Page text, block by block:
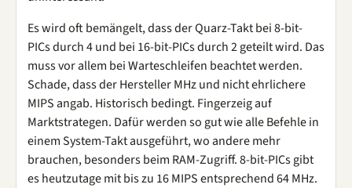
Es wird oft bemängelt, dass der Quarz-Takt bei 8-bit-
PICs durch 4 und bei 16-bit-PICs durch 2 geteilt wird. Das
muss vor allem bei Warteschleifen beachtet werden.
Schade, dass der Hersteller MHz und nicht ehrlichere
MIPS angab. Historisch bedingt. Fingerzeig auf
Marktstrategen. Dafür werden so gut wie alle Befehle in
einem System-Takt ausgeführt, wo andere mehr
brauchen, besonders beim RAM-Zugriff. 8-bit-PICs gibt
es heutzutage mit bis zu 16 MIPS entsprechend 64 MHz.